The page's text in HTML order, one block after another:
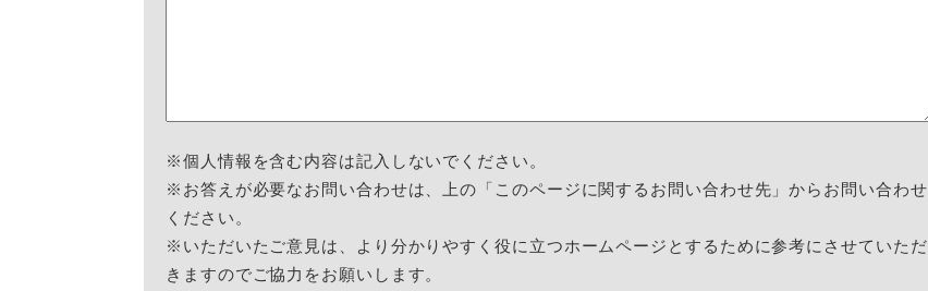
※個人情報を含む内容は記入しないでください。
※お答えが必要なお問い合わせは、上の「このページに関するお問い合わせ先」からお問い合わせ
ください。
※いただいたご意見は、より分かりやすく役に立つホームページとするために参考にさせていただ
きますのでご協力をお願いします。